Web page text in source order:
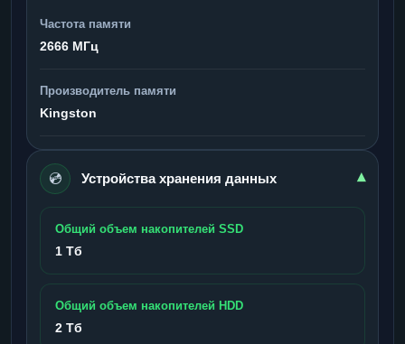
Частота памяти
2666 МГц
Производитель памяти
Kingston
💿 Устройства хранения данных ▾
Общий объем накопителей SSD
1 Тб
Общий объем накопителей HDD
2 Тб